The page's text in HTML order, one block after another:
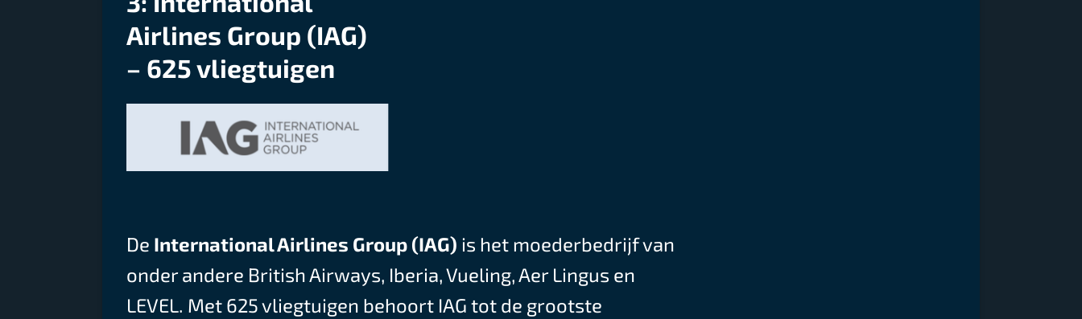
Airlines Group (IAG)
– 625 vliegtuigen
De International Airlines Group (IAG) is het moederbedrijf van
onder andere British Airways, Iberia, Vueling, Aer Lingus en
LEVEL. Met 625 vliegtuigen behoort IAG tot de grootste